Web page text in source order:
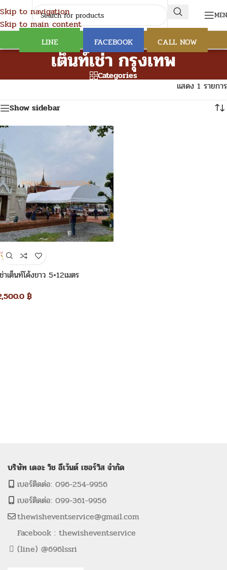
Skip to navigation
Skip to main content
LINE FACEBOOK CALL NOW
เต็นท์เช่า กรุงเทพ
Categories
แสดง 1 รายการ
Show sidebar
าเต็นท์โค้งขาว 5×12เมตร
฿
บริษัท เดอะ วิช อีเว้นต์ เซอร์วิส จำกัด
เบอร์ติดต่อ: 096-254-9956
เบอร์ติดต่อ: 099-361-9956
thewisheventservice@gmail.com
Facebook : thewisheventservice
(line) @696lssri